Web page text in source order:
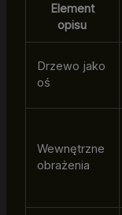
Element
opisu
Drzewo jako
oś
Wewnętrzne
obrażenia